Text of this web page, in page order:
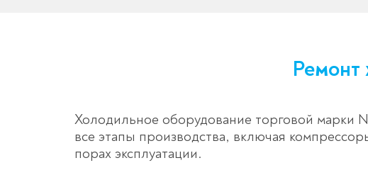
Ремонт
Холодильное оборудование торговой марки
все этапы производства, включая
порах эксплуатации.